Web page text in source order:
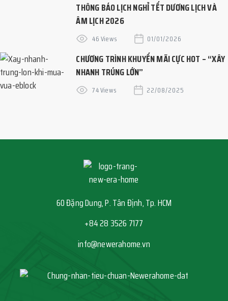
THÔNG BÁO LỊCH NGHỈ TẾT DƯƠNG LỊCH VÀ
ÂM LỊCH 2026
46 Views 01/01/2026
CHƯƠNG TRÌNH KHUYẾN MÃI CỰC HOT – “XÂY
NHANH TRÚNG LỚN”
74 Views 22/08/2025
60 Đặng Dung, P. Tân Định, Tp. HCM
+84 28 3526 7177
info@newerahome.vn